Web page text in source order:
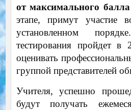
от максимального балла
этапе, примут участие
установленном
тестирования пройдет
оценивать
группой представителей
Учителя, успешно
будут получать